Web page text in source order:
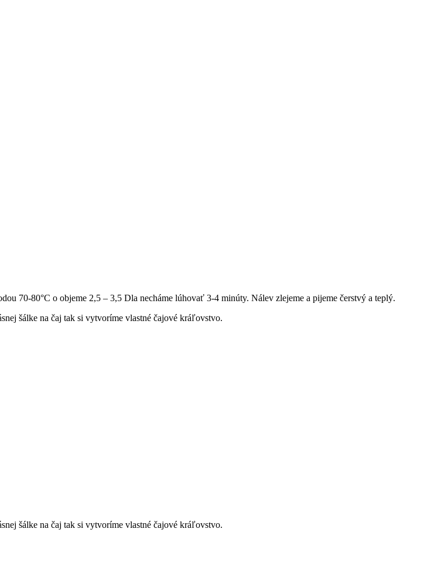
70-80°C o objeme 2,5 – 3,5 Dla necháme lúhovať 3-4 minúty. Nálev zlejeme a pijeme čerstvý a teplý.
šálke na čaj tak si vytvoríme vlastné čajové kráľovstvo.
šálke na čaj tak si vytvoríme vlastné čajové kráľovstvo.